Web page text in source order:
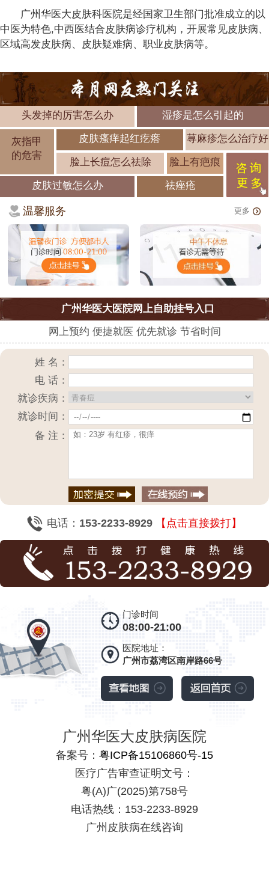
广州华医大皮肤科医院是经国家卫生部门批准成立的以
中医为特色,中西医结合皮肤病诊疗机构，开展常见皮肤病、
区域高发皮肤病、皮肤疑难病、职业皮肤病等。
头发掉的厉害怎么办 湿疹是怎么引起的
灰指甲
的危害
皮肤瘙痒起红疙瘩 荨麻疹怎么治疗好
脸上长痘怎么祛除 脸上有疤痕
皮肤过敏怎么办 祛痤疮
温馨服务 更多
广州华医大医院网上自助挂号入口
网上预约 便捷就医 优先就诊 节省时间
姓 名：
电 话：
就诊疾病：
就诊时间：
备 注：
电话： 153-2233-8929 【点击直接拨打】
门诊时间
08:00-21:00
医院地址：
广州市荔湾区南岸路66号
广州华医大皮肤病医院
备案号： 粤ICP备15106860号-15
医疗广告审查证明文号：
粤(A)广(2025)第758号
电话热线：153-2233-8929
广州皮肤病在线咨询